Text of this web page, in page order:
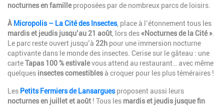
nocturnes en familleproposées par de nombreux parcs de loisirs.
À Micropolis – La Cité des Insectes, place à l’étonnement tous les
mardis et jeudis jusqu’au 21 août , lors des«Nocturnes de la Cité »
Le parc reste ouvert jusqu’à 22h pour une immersion nocturne
captivante dans le monde des insectes. Cerise sur le gâteau : une
carteTapas 100 % estivalevous attend au restaurant… avec même
quelques insectes comestiblesà croquer pour les plus téméraires !
Les Petits Fermiers de Lansarguesproposent aussi leurs
nocturnes en juillet et août ! Tous les mardis et jeudis jusque fin